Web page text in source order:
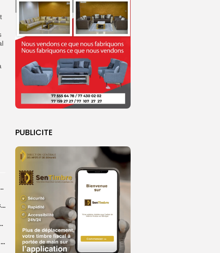
PUBLICITE
des pèlerins dès lundi...
A Touba, la ferveur juvénile au pied des mausolées
Mosquée de Touba pour...
Mariama Tidiany Coundoul, lauréate du Prix africain CEDEAO de l’économie verte